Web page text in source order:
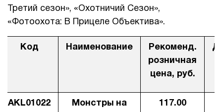
Вендоры
Третий сезон», «Охотничий Сезон»,
«Фотоохота: В Прицеле Объектива».
Код Наименование
Рекоменд.
розничная
цена, руб.
AKL01022
Монстры на
117.00